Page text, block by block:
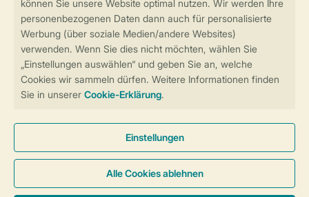
Weitere Informationen und Einstellungen
Sicher und schnell zur Online-Buchung
Sichere Datenübertragung
Sicheres Bezahlen